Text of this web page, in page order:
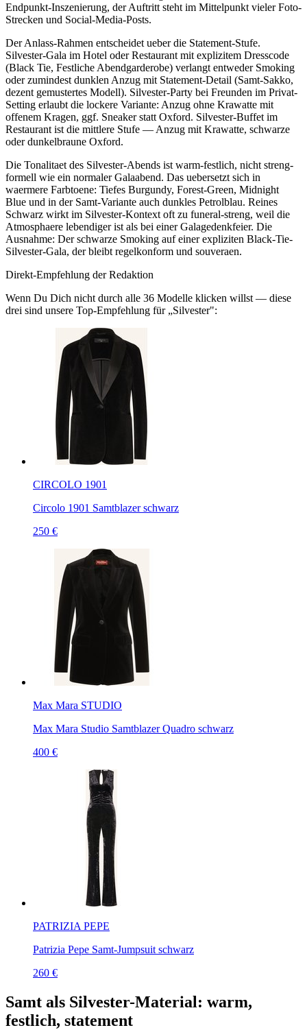
Endpunkt-Inszenierung, der Auftritt steht im Mittelpunkt vieler Foto-
Strecken und Social-Media-Posts.
Der Anlass-Rahmen entscheidet ueber die Statement-Stufe.
Silvester-Gala im Hotel oder Restaurant mit explizitem Dresscode
(Black Tie, Festliche Abendgarderobe) verlangt entweder Smoking
oder zumindest dunklen Anzug mit Statement-Detail (Samt-Sakko,
dezent gemustertes Modell). Silvester-Party bei Freunden im Privat-
Setting erlaubt die lockere Variante: Anzug ohne Krawatte mit
offenem Kragen, ggf. Sneaker statt Oxford. Silvester-Buffet im
Restaurant ist die mittlere Stufe — Anzug mit Krawatte, schwarze
oder dunkelbraune Oxford.
Die Tonalitaet des Silvester-Abends ist warm-festlich, nicht streng-
formell wie ein normaler Galaabend. Das uebersetzt sich in
waermere Farbtoene: Tiefes Burgundy, Forest-Green, Midnight
Blue und in der Samt-Variante auch dunkles Petrolblau. Reines
Schwarz wirkt im Silvester-Kontext oft zu funeral-streng, weil die
Atmosphaere lebendiger ist als bei einer Galagedenkfeier. Die
Ausnahme: Der schwarze Smoking auf einer expliziten Black-Tie-
Silvester-Gala, der bleibt regelkonform und souveraen.
Direkt-Empfehlung der Redaktion
Wenn Du Dich nicht durch alle 36 Modelle klicken willst — diese
drei sind unsere Top-Empfehlung für „Silvester":
CIRCOLO 1901
Circolo 1901 Samtblazer schwarz
250 €
Max Mara STUDIO
Max Mara Studio Samtblazer Quadro schwarz
400 €
PATRIZIA PEPE
Patrizia Pepe Samt-Jumpsuit schwarz
260 €
Samt als Silvester-Material: warm,
festlich, statement